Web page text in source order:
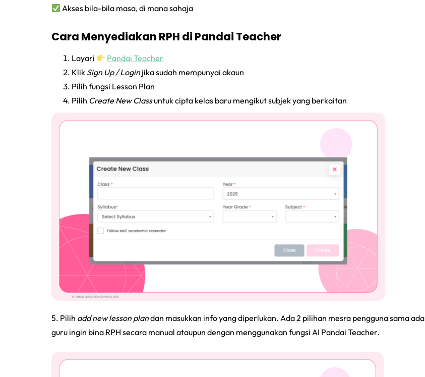
Akses bila-bila masa, di mana sahaja
Cara Menyediakan RPH di Pandai Teacher
Layari
Pandai Teacher
Klik Sign Up / Loginjika sudah mempunyai akaun
Pilih fungsi Lesson Plan
Pilih Create New Classuntuk cipta kelas baru mengikut subjek yang berkaitan
5. Pilih add new lesson plandan masukkan info yang diperlukan. Ada 2 pilihan mesra pengguna sama ada
guru ingin bina RPH secara manual ataupun dengan menggunakan fungsi AI Pandai Teacher.